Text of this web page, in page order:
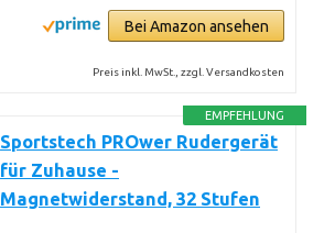
Bei Amazon ansehen
Preis inkl. MwSt., zzgl. Versandkosten
EMPFEHLUNG
Sportstech PROwer Rudergerät
für Zuhause -
Magnetwiderstand, 32 Stufen